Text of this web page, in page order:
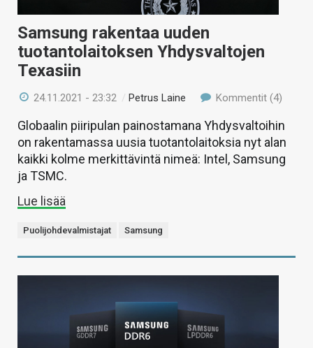
Samsung rakentaa uuden
tuotantolaitoksen Yhdysvaltojen
Texasiin
24.11.2021 - 23:32 / Petrus Laine Kommentit (4)
Globaalin piiripulan painostamana Yhdysvaltoihin
on rakentamassa uusia tuotantolaitoksia nyt alan
kaikki kolme merkittävintä nimeä: Intel, Samsung
ja TSMC.
Lue lisää
Puolijohdevalmistajat Samsung